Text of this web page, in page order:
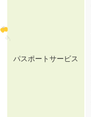
パスポートサービス